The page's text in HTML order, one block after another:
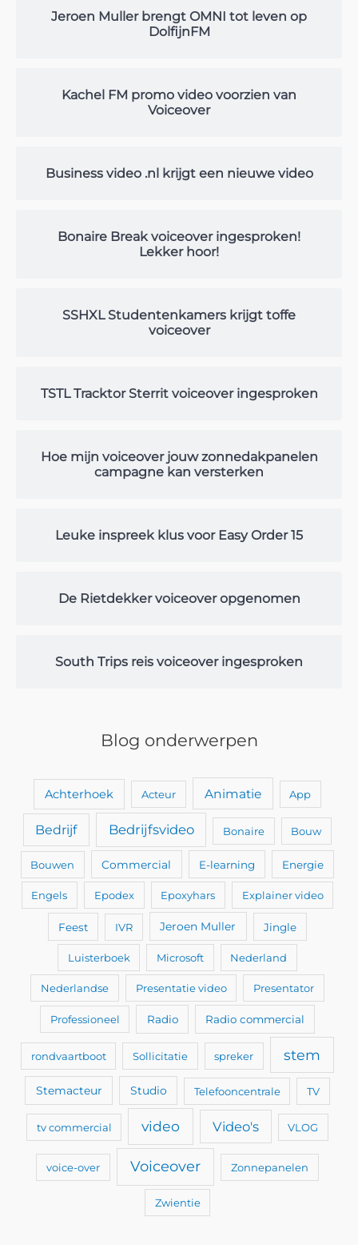
Jeroen Muller brengt OMNI tot leven op
DolfijnFM
Kachel FM promo video voorzien van
Voiceover
Business video .nl krijgt een nieuwe video
Bonaire Break voiceover ingesproken!
Lekker hoor!
SSHXL Studentenkamers krijgt toffe
voiceover
TSTL Tracktor Sterrit voiceover ingesproken
Hoe mijn voiceover jouw zonnedakpanelen
campagne kan versterken
Leuke inspreek klus voor Easy Order 15
De Rietdekker voiceover opgenomen
South Trips reis voiceover ingesproken
Blog onderwerpen
Achterhoek Acteur Animatie App
Bedrijf Bedrijfsvideo Bonaire Bouw
Bouwen Commercial E-learning Energie
Engels Epodex Epoxyhars Explainer video
Feest IVR Jeroen Muller Jingle
Luisterboek Microsoft Nederland
Nederlandse Presentatie video Presentator
Professioneel Radio Radio commercial
rondvaartboot Sollicitatie spreker stem
Stemacteur Studio Telefooncentrale TV
tv commercial video Video's VLOG
voice-over Voiceover Zonnepanelen
Zwientie